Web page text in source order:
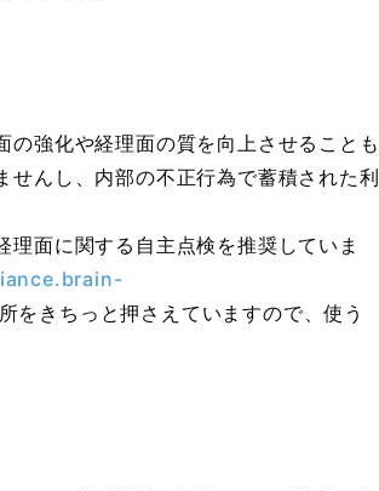
強化や経理面の質を向上させることも
んし、内部の不正行為で蓄積された利
面に関する自主点検を推奨していま
をきちっと押さえていますので、使う